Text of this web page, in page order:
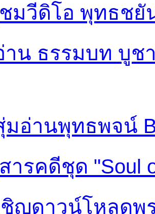
ชมวีดิโอ พุทธชยั
าน ธรรมบท บูช
มอ่านพุทธพจน์
ารคดีชุด "Soul
ชิญดาวน์โหลด